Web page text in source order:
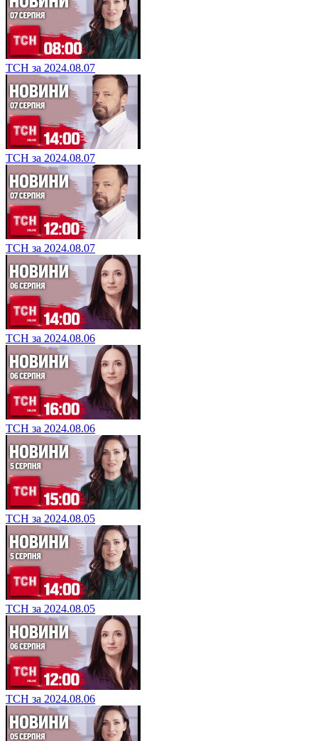
ТСН за 2024.08.07
ТСН за 2024.08.07
ТСН за 2024.08.07
ТСН за 2024.08.06
ТСН за 2024.08.06
ТСН за 2024.08.05
ТСН за 2024.08.05
ТСН за 2024.08.06